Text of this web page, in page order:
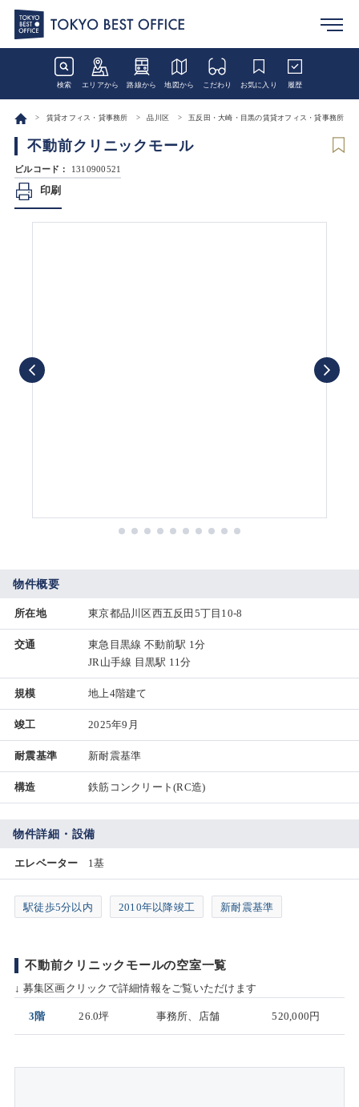
検索 エリアから 路線から 地図から こだわり お気に入り 履歴
賃貸オフィス・貸事務所 品川区 五反田・大崎・目黒の賃貸オフィス・貸事務所
不動前クリニックモール
ビルコード： 1310900521
印刷
物件概要
所在地 東京都品川区西五反田5丁目10-8
交通
東急目黒線 不動前駅 1分
JR山手線 目黒駅 11分
規模 地上4階建て
竣工 2025年9月
耐震基準 新耐震基準
構造 鉄筋コンクリート(RC造)
物件詳細・設備
エレベーター 1基
駅徒歩5分以内 2010年以降竣工 新耐震基準
不動前クリニックモールの空室一覧
↓ 募集区画クリックで詳細情報をご覧いただけます
3階 26.0坪 事務所、店舗 520,000円